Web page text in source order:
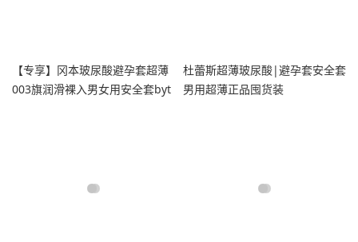
【专享】冈本玻尿酸避孕套超薄
003旗润滑裸入男女用安全套byt
杜蕾斯超薄玻尿酸|避孕套安全套
男用超薄正品囤货装